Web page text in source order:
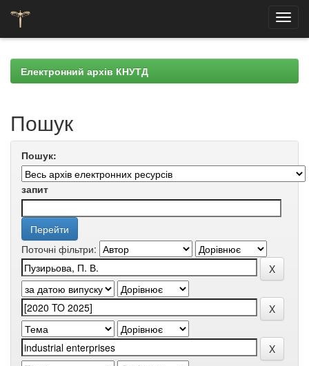
navigationЕлектронний архів КНУТД
Пошук
Пошук:
запит
Поточні фільтри: